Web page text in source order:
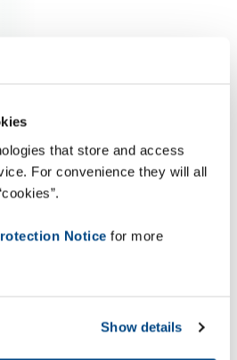
that store and access
For convenience they will all
Notice for more
Show details